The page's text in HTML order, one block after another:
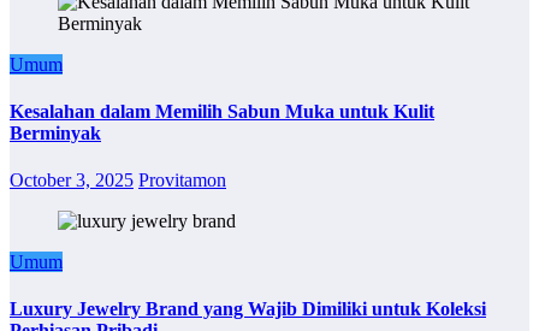
Umum
Kesalahan dalam Memilih Sabun Muka untuk Kulit
Berminyak
October 3, 2025 Provitamon
Umum
Luxury Jewelry Brand yang Wajib Dimiliki untuk Koleksi